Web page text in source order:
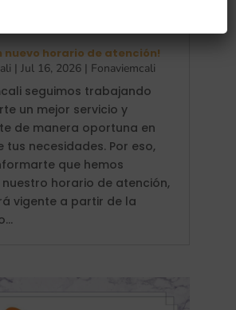
nuevo horario de atención!
|Jul 16, 2026 | Fonaviemcali
seguimos trabajando
un mejor servicio y
de manera oportuna en
tus necesidades. Por eso,
que hemos
horario de atención,
vigente a partir de la